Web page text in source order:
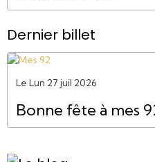
Dernier billet
Le Lun 27 juil 2026
Bonne fête à mes